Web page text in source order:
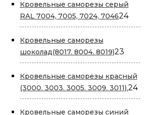
Кровельные саморезы серый
RAL 7004, 7005, 7024, 70462424
Кровельные саморезы
шоколад(8017. 8004. 8019)23
Кровельные саморезы красный
(3000. 3003. 3005. 3009. 3011).24
Кровельные саморезы cиний